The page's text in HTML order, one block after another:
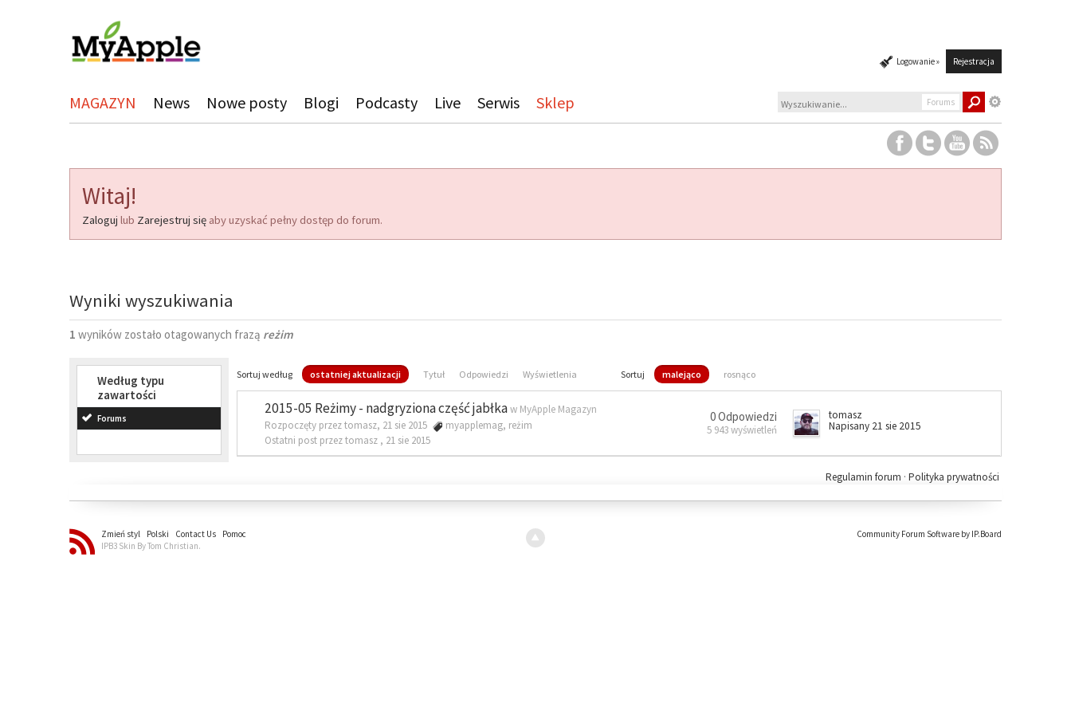
Logowanie » Rejestracja
MAGAZYN News Nowe posty Blogi Podcasty Live Serwis Sklep Forums
Witaj!
Zaloguj lub Zarejestruj się aby uzyskać pełny dostęp do forum.
Wyniki wyszukiwania
1 wyników zostało otagowanych frazą reżim
Według typu
zawartości
Forums
Sortuj według ostatniej aktualizacji Tytuł Odpowiedzi Wyświetlenia Sortuj malejąco rosnąco
2015-05 Reżimy - nadgryziona część jabłkaw MyApple Magazyn
Rozpoczęty przez tomasz, 21 sie 2015
myapplemag, reżim
Ostatni post przez tomasz , 21 sie 2015
0 Odpowiedzi
5 943 wyświetleń
tomasz
Napisany 21 sie 2015
Polityka prywatności
Regulamin forum ·
Zmień styl Polski Contact Us
Pomoc
IPB3 Skin By Tom Christian.
Community Forum Software by IP.Board